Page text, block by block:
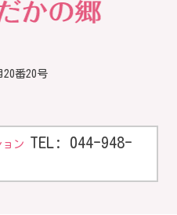
番20号
ョン TEL: 044-948-